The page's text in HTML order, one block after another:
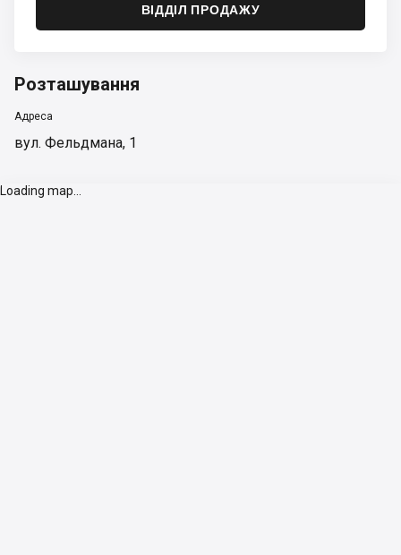
ВІДДІЛ ПРОДАЖУ
Розташування
Адреса
вул. Фельдмана, 1
Loading map...